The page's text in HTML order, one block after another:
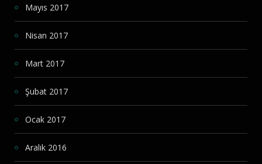
Mayıs 2017
Nisan 2017
Mart 2017
Şubat 2017
Ocak 2017
Aralık 2016